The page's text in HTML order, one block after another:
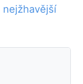
nejžhavější